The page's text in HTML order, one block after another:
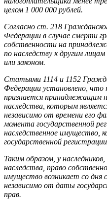
целом 1 000 000 рублей.
Согласно ст. 218
Федерации в случае смерти
собственности на
по наследству к другим
или законом.
Статьями 1114 и 1152
Федерации установлено, что
признается принадлежащим
наследства, которым
независимо от времени его
момента государственной
наследственное имущество,
государственной
Таким образом, у
наследства, право
имущество возникает со дня
независимо от даты
прав.